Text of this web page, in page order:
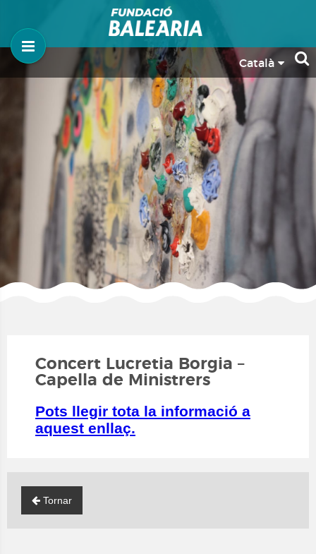
Català
Concert Lucretia Borgia –
Capella de Ministrers
Pots llegir tota la informació a
aquest enllaç.
Tornar